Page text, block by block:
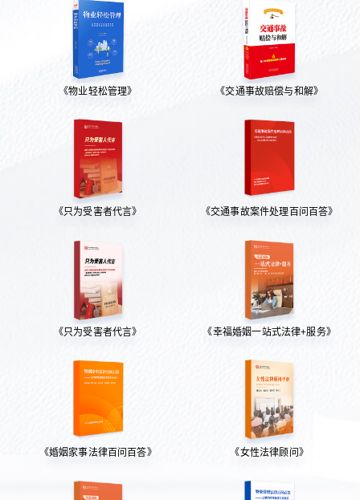
《物业轻松管理》 《交通事故赔偿与和解》
《只为受害者代言》 《交通事故案件处理百问百答》
《只为受害者代言》 《幸福婚姻一站式法律+服务》
《婚姻家事法律百问百答》 《女性法律顾问》